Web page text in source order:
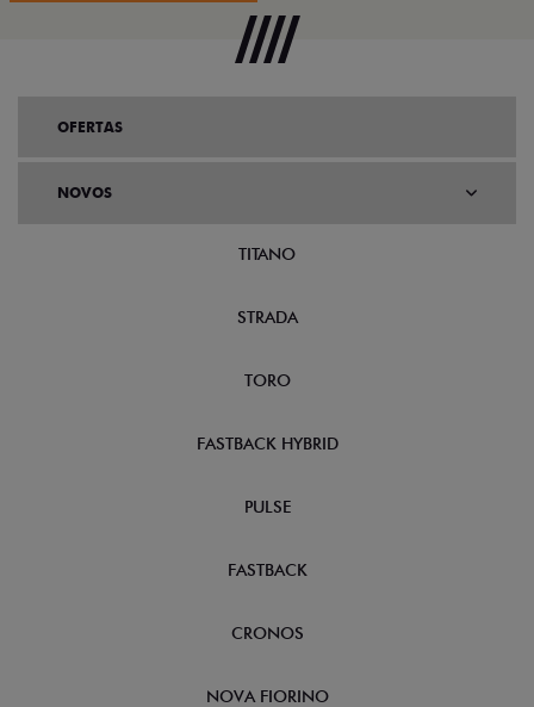
OFERTAS
NOVOS
TITANO
STRADA
TORO
FASTBACK HYBRID
PULSE
FASTBACK
CRONOS
NOVA FIORINO